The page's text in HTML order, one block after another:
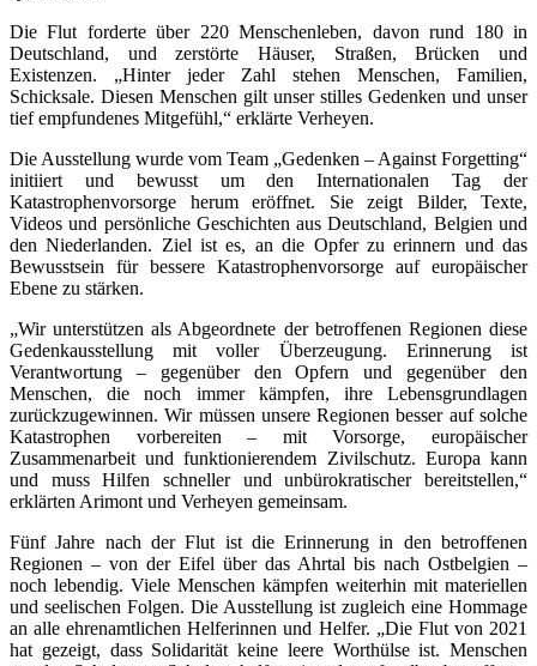
Die Flut forderte über 220 Menschenleben, davon rund 180 in
Deutschland, und zerstörte Häuser, Straßen, Brücken und
Existenzen. „Hinter jeder Zahl stehen Menschen, Familien,
Schicksale. Diesen Menschen gilt unser stilles Gedenken und unser
tief empfundenes Mitgefühl,“ erklärte Verheyen.
Die Ausstellung wurde vom Team „Gedenken – Against Forgetting“
initiiert und bewusst um den Internationalen Tag der
Katastrophenvorsorge herum eröffnet. Sie zeigt Bilder, Texte,
Videos und persönliche Geschichten aus Deutschland, Belgien und
den Niederlanden. Ziel ist es, an die Opfer zu erinnern und das
Bewusstsein für bessere Katastrophenvorsorge auf europäischer
Ebene zu stärken.
„Wir unterstützen als Abgeordnete der betroffenen Regionen diese
Gedenkausstellung mit voller Überzeugung. Erinnerung ist
Verantwortung – gegenüber den Opfern und gegenüber den
Menschen, die noch immer kämpfen, ihre Lebensgrundlagen
zurückzugewinnen. Wir müssen unsere Regionen besser auf solche
Katastrophen vorbereiten – mit Vorsorge, europäischer
Zusammenarbeit und funktionierendem Zivilschutz. Europa kann
und muss Hilfen schneller und unbürokratischer bereitstellen,“
erklärten Arimont und Verheyen gemeinsam.
Fünf Jahre nach der Flut ist die Erinnerung in den betroffenen
Regionen – von der Eifel über das Ahrtal bis nach Ostbelgien –
noch lebendig. Viele Menschen kämpfen weiterhin mit materiellen
und seelischen Folgen. Die Ausstellung ist zugleich eine Hommage
an alle ehrenamtlichen Helferinnen und Helfer. „Die Flut von 2021
hat gezeigt, dass Solidarität keine leere Worthülse ist. Menschen